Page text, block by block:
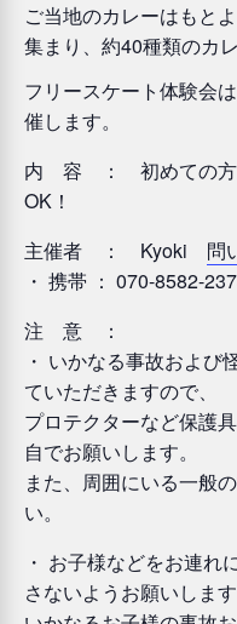
ご当地のカレーはもと
集まり、約40種類のカ
フリースケート体験会
催します。
内 容 ： 初めての方
OK！
主催者 ： Kyoki 問
・ 携帯 ： 070-8582-
注 意 ：
・ いかなる事故およ
ていただきますので、
プロテクターなど保護
自でお願いします。
また、周囲にいる一般
い。
・ お子様などをお連
さないようお願いします